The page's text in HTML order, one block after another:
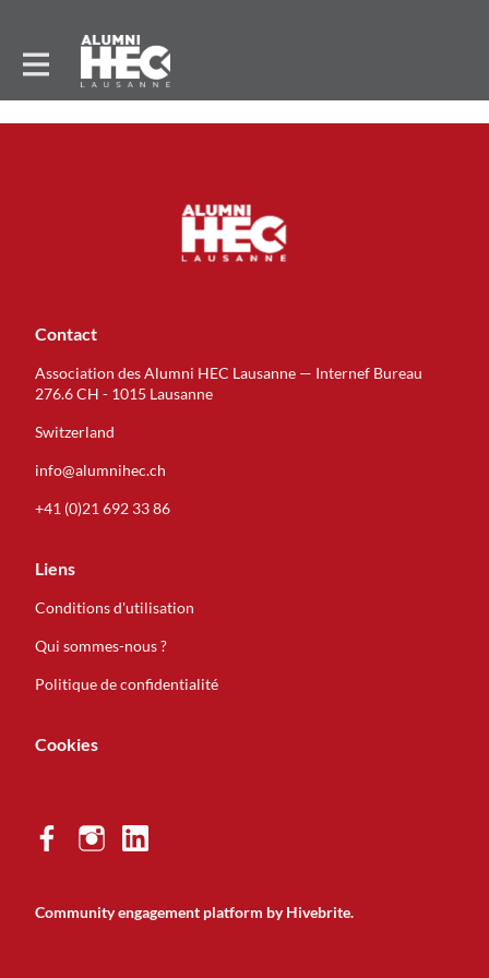
Contact
Association des Alumni HEC Lausanne — Internef Bureau
276.6 CH - 1015 Lausanne
Switzerland
info@alumnihec.ch
+41 (0)21 692 33 86
Liens
Conditions d'utilisation
Qui sommes-nous ?
Politique de confidentialité
Cookies
Community engagement platform by Hivebrite.